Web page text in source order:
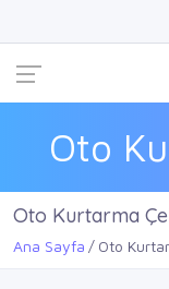
Oto
Oto Kurtarma
Ana Sayfa Oto